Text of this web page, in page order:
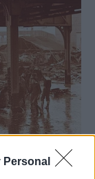
Personal